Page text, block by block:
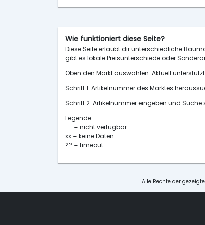
Wie funktioniert diese Seite?
Diese Seite erlaubt dir unterschiedliche
gibt es lokale Preisunterschiede oder
Oben den Markt auswählen. Aktuell
Schritt 1: Artikelnummer des Marktes
Schritt 2: Artikelnummer eingeben und Suche
Legende:
-- = nicht verfügbar
xx = keine Daten
?? = timeout
Alle Rechte der